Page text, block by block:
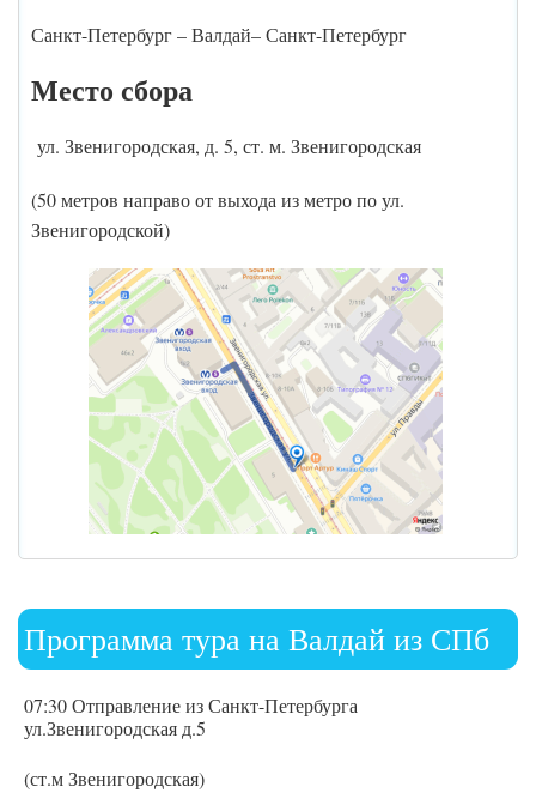
Санкт-Петербург – Валдай– Санкт-Петербург
Место сбора
ул. Звенигородская, д. 5, ст. м. Звенигородская
(50 метров направо от выхода из метро по ул.
Звенигородской)
Программа тура на Валдай из СПб
07:30 Отправление из Санкт-Петербурга
ул.Звенигородская д.5
(ст.м Звенигородская)